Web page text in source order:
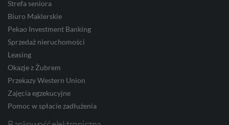
Strefa seniora
Biuro Maklerskie
Pekao Investment Banking
Sprzedaż nieruchomości
Leasing
Okazje z Żubrem
Przekazy Western Union
Zajęcia egzekucyjne
Pomoc w spłacie zadłużenia